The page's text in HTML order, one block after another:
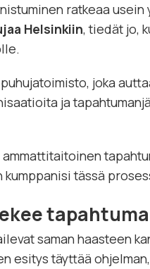
ratkeaa
Helsinkiin, tiedät jo,
joka
ja
ammattitaitoinen
tässä
saman haasteen
esitys täyttää